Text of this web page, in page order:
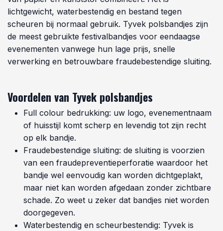
lichtgewicht, waterbestendig en bestand tegen
scheuren bij normaal gebruik. Tyvek polsbandjes zijn
de meest gebruikte festivalbandjes voor eendaagse
evenementen vanwege hun lage prijs, snelle
verwerking en betrouwbare fraudebestendige sluiting.
Voordelen van Tyvek polsbandjes
Full colour bedrukking: uw logo, evenementnaam
of huisstijl komt scherp en levendig tot zijn recht
op elk bandje.
Fraudebestendige sluiting: de sluiting is voorzien
van een fraudepreventieperforatie waardoor het
bandje wel eenvoudig kan worden dichtgeplakt,
maar niet kan worden afgedaan zonder zichtbare
schade. Zo weet u zeker dat bandjes niet worden
doorgegeven.
Waterbestendig en scheurbestendig: Tyvek is